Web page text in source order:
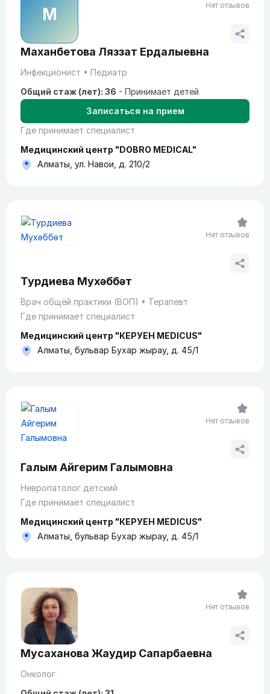
М
Маханбетова Ляззат Ердалыевна
Инфекционист
Педиатр
Общий стаж (лет): 36 - Принимает детей
Записаться на прием
Где принимает специалист
Медицинский центр "DOBRO MEDICAL"
Алматы, ул. Навои, д. 210/2
Нет отзывов
Турдиева Мухәббәт
Врач общей практики (ВОП)
Терапевт
Где принимает специалист
Медицинский центр "КЕРУЕН MEDICUS"
Алматы, бульвар Бухар жырау, д. 45/1
Нет отзывов
Галым Айгерим Галымовна
Невропатолог детский
Где принимает специалист
Медицинский центр "КЕРУЕН MEDICUS"
Алматы, бульвар Бухар жырау, д. 45/1
Нет отзывов
Мусаханова Жаудир Сапарбаевна
Онколог
Нет отзывов